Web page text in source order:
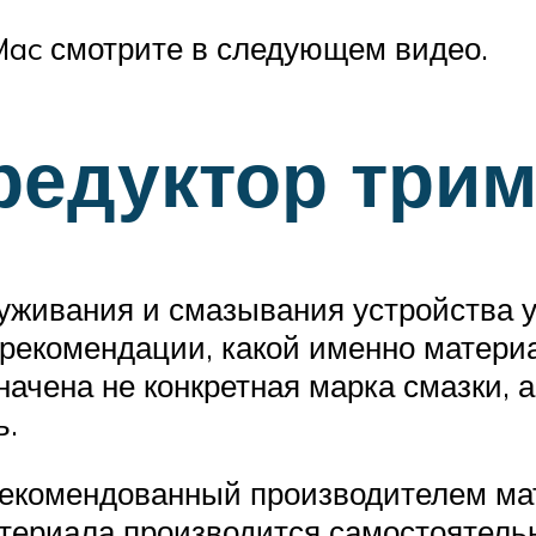
смотрите в следующем видео.
и смазывания
какой именно
не конкретная марка смазки,
производителем